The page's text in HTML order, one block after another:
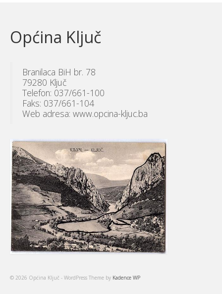
Općina Ključ
Branilaca BiH br. 78
79280 Ključ
Telefon: 037/661-100
Faks: 037/661-104
Web adresa: www.opcina-kljuc.ba
© 2026 Općina Ključ - WordPress Theme by Kadence WP